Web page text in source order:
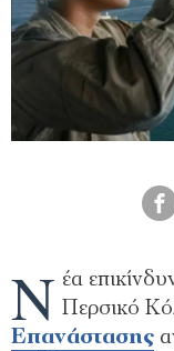
Ν έα
Περσικό
Επανάστασης